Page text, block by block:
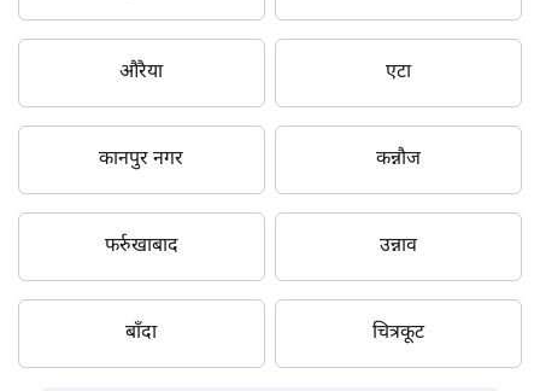
औरैया एटा
कानपुर नगर कन्नौज
फर्रुखाबाद उन्नाव
बाँदा चित्रकूट